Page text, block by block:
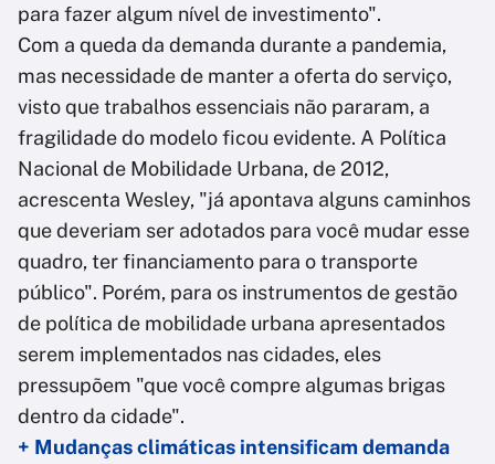
para fazer algum nível de investimento".
Com a queda da demanda durante a pandemia,
mas necessidade de manter a oferta do serviço,
visto que trabalhos essenciais não pararam, a
fragilidade do modelo ficou evidente. A Política
Nacional de Mobilidade Urbana, de 2012,
acrescenta Wesley, "já apontava alguns caminhos
que deveriam ser adotados para você mudar esse
quadro, ter financiamento para o transporte
público". Porém, para os instrumentos de gestão
de política de mobilidade urbana apresentados
serem implementados nas cidades, eles
pressupõem "que você compre algumas brigas
dentro da cidade".
+ Mudanças climáticas intensificam demanda